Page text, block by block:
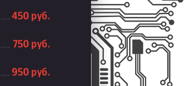
450 руб.
750 руб.
950 руб.